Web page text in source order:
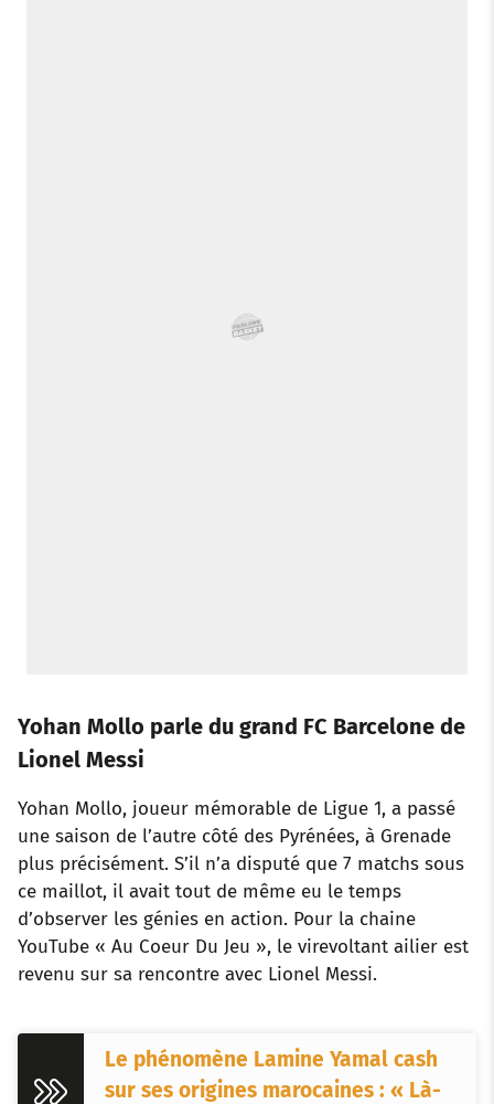
Yohan Mollo parle du grand FC Barcelone de
Lionel Messi
Yohan Mollo, joueur mémorable de Ligue 1, a passé
une saison de l’autre côté des Pyrénées, à Grenade
plus précisément. S’il n’a disputé que 7 matchs sous
ce maillot, il avait tout de même eu le temps
d’observer les génies en action. Pour la chaine
YouTube « Au Coeur Du Jeu », le virevoltant ailier est
revenu sur sa rencontre avec Lionel Messi.
Le phénomène Lamine Yamal cash
sur ses origines marocaines : « Là-